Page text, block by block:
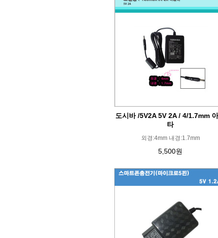
도시바 /5V2A 5V 2A / 4/1.7mm
타
외경:4mm 내경:1.7mm
5,500원